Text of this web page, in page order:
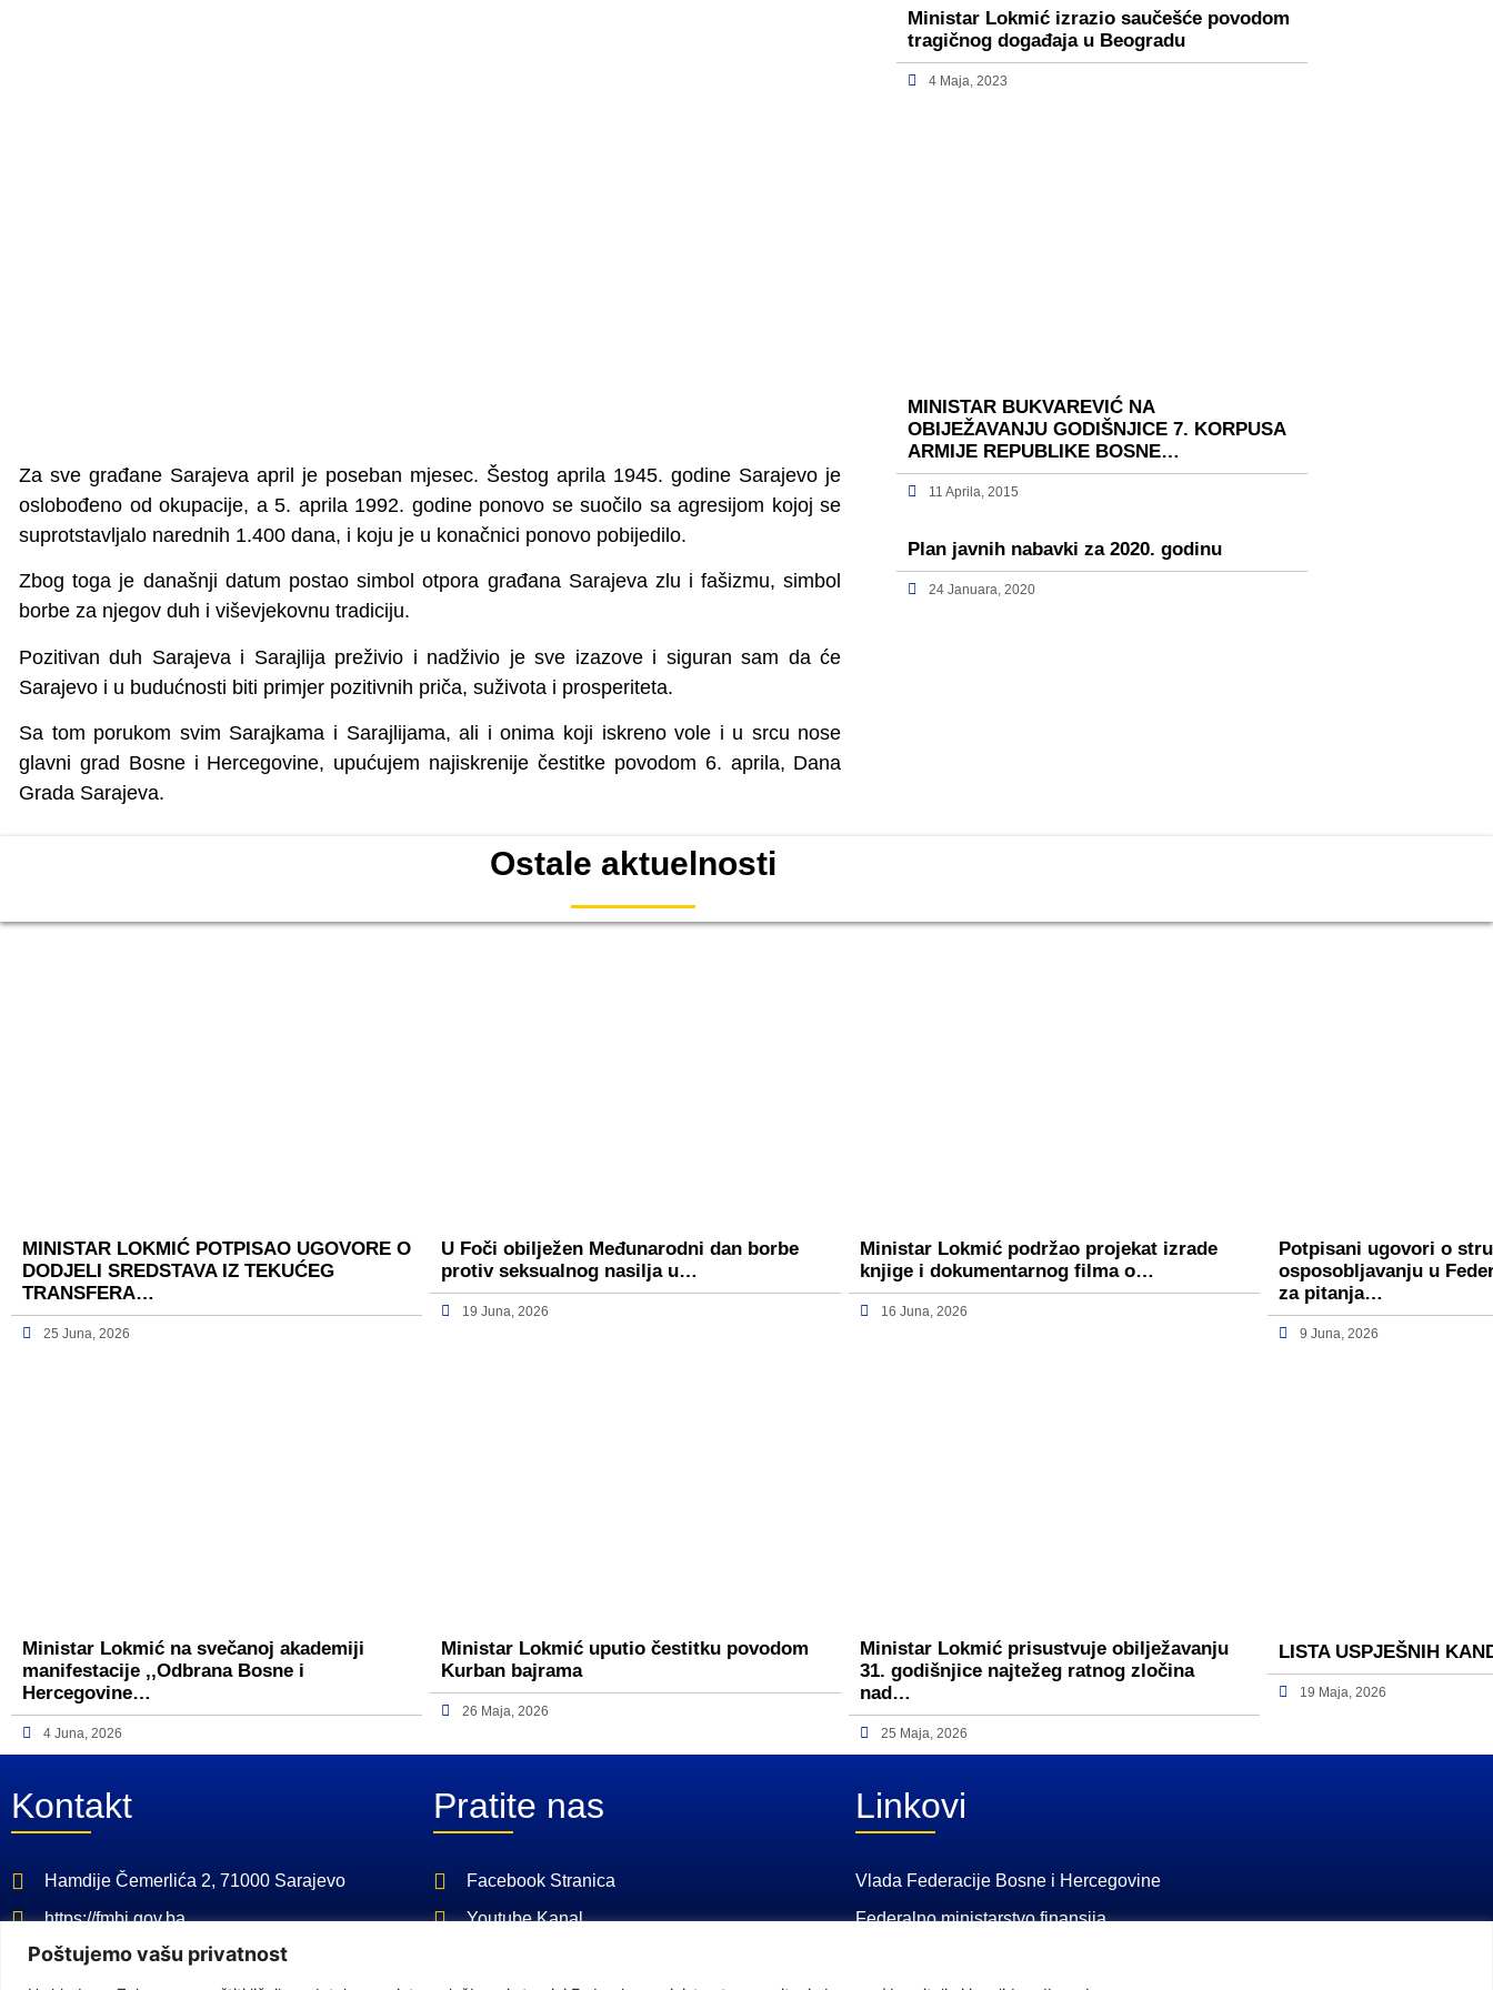
Poštujemo vašu privatnost
Za sve građane Sarajeva april je poseban mjesec. Šestog aprila 1945. godine Sarajevo je
oslobođeno od okupacije, a 5. aprila 1992. godine ponovo se suočilo sa agresijom kojoj se
suprotstavljalo narednih 1.400 dana, i koju je u konačnici ponovo pobijedilo.
Zbog toga je današnji datum postao simbol otpora građana Sarajeva zlu i fašizmu, simbol
borbe za njegov duh i viševjekovnu tradiciju.
Pozitivan duh Sarajeva i Sarajlija preživio i nadživio je sve izazove i siguran sam da će
Sarajevo i u budućnosti biti primjer pozitivnih priča, suživota i prosperiteta.
Sa tom porukom svim Sarajkama i Sarajlijama, ali i onima koji iskreno vole i u srcu nose
glavni grad Bosne i Hercegovine, upućujem najiskrenije čestitke povodom 6. aprila, Dana
Grada Sarajeva.
Ministar Lokmić izrazio saučešće povodom
tragičnog događaja u Beogradu
4 Maja, 2023
MINISTAR BUKVAREVIĆ NA
OBIJEŽAVANJU GODIŠNJICE 7. KORPUSA
ARMIJE REPUBLIKE BOSNE…
11 Aprila, 2015
Plan javnih nabavki za 2020. godinu
24 Januara, 2020
Ostale aktuelnosti
MINISTAR LOKMIĆ POTPISAO UGOVORE O
DODJELI SREDSTAVA IZ TEKUĆEG
TRANSFERA…
25 Juna, 2026
U Foči obilježen Međunarodni dan borbe
protiv seksualnog nasilja u…
19 Juna, 2026
Ministar Lokmić podržao projekat izrade
knjige i dokumentarnog filma o…
16 Juna, 2026
Potpisani ugovori o
osposobljavanju u
za pitanja…
9 Juna, 2026
Ministar Lokmić na svečanoj akademiji
manifestacije ,,Odbrana Bosne i
Hercegovine…
4 Juna, 2026
Ministar Lokmić uputio čestitku povodom
Kurban bajrama
26 Maja, 2026
Ministar Lokmić prisustvuje obilježavanju
31. godišnjice najtežeg ratnog zločina
nad…
25 Maja, 2026
LISTA USPJEŠNIH
19 Maja, 2026
Kontakt
Hamdije Čemerlića 2, 71000 Sarajevo
https://fmbi.gov.ba
+387 33 21 29 32
Pratite nas
Facebook Stranica
Youtube Kanal
Linkovi
Vlada Federacije Bosne i Hercegovine
Federalno ministarstvo finansija